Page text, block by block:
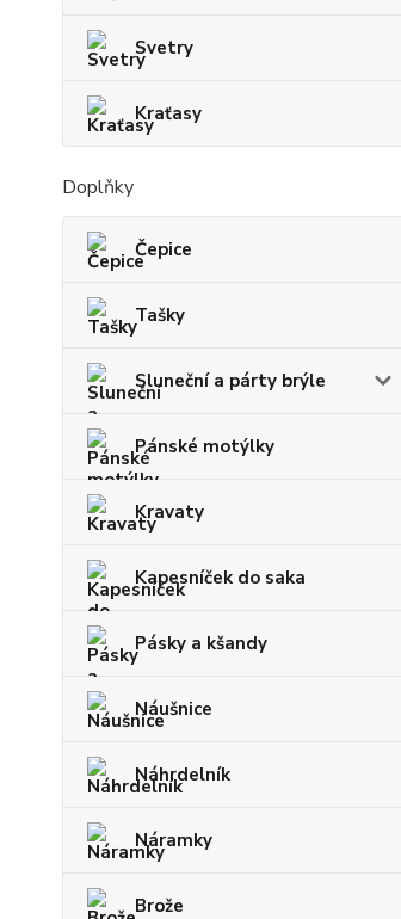
Svetry
Kraťasy
Doplňky
Čepice
Tašky
Sluneční a párty brýle
Pánské motýlky
Kravaty
Kapesníček do saka
Pásky a kšandy
Náušnice
Náhrdelník
Náramky
Brože